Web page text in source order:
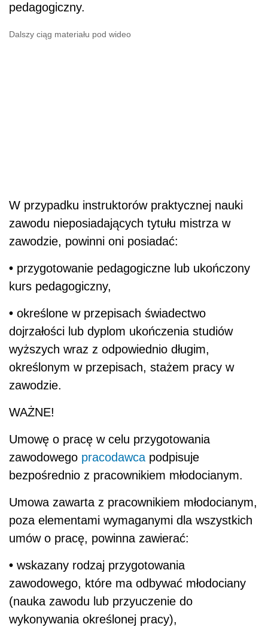
pedagogiczny.
Dalszy ciąg materiału pod wideo
W przypadku instruktorów praktycznej nauki
zawodu nieposiadających tytułu mistrza w
zawodzie, powinni oni posiadać:
• przygotowanie pedagogiczne lub ukończony
kurs pedagogiczny,
• określone w przepisach świadectwo
dojrzałości lub dyplom ukończenia studiów
wyższych wraz z odpowiednio długim,
określonym w przepisach, stażem pracy w
zawodzie.
WAŻNE!
Umowę o pracę w celu przygotowania
zawodowego pracodawcapodpisuje
bezpośrednio z pracownikiem młodocianym.
Umowa zawarta z pracownikiem młodocianym,
poza elementami wymaganymi dla wszystkich
umów o pracę, powinna zawierać:
• wskazany rodzaj przygotowania
zawodowego, które ma odbywać młodociany
(nauka zawodu lub przyuczenie do
wykonywania określonej pracy),